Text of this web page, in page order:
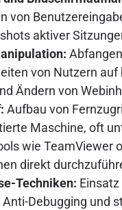
von
aktiver
von Nutzern auf
Ändern von
Aufbau von
Maschine, oft
wie TeamViewer
direkt
Techniken:
Anti-Debugging und